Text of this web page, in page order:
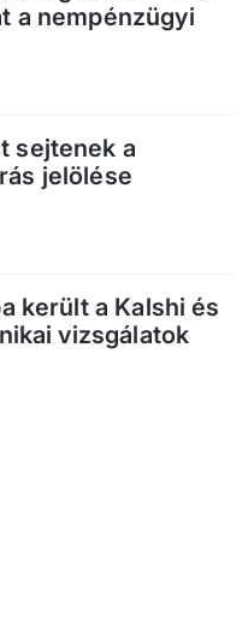
a nempénzügyi
sejtenek a
jelölése
került a Kalshi és
vizsgálatok